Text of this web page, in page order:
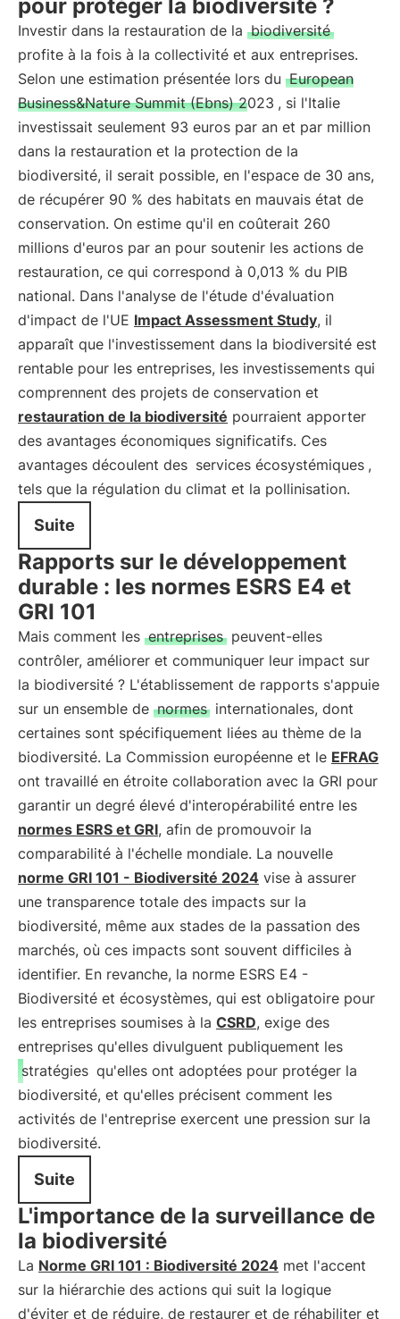
pour protéger la biodiversité ?
Investir dans la restauration de la biodiversité
profite à la fois à la collectivité et aux entreprises.
Selon une estimation présentée lors du European
Business&Nature Summit (Ebns) 2023 , si l'Italie
investissait seulement 93 euros par an et par million
dans la restauration et la protection de la
biodiversité, il serait possible, en l'espace de 30 ans,
de récupérer 90 % des habitats en mauvais état de
conservation. On estime qu'il en coûterait 260
millions d'euros par an pour soutenir les actions de
restauration, ce qui correspond à 0,013 % du PIB
national. Dans l'analyse de l'étude d'évaluation
d'impact de l'UE Impact Assessment Study, il
apparaît que l'investissement dans la biodiversité est
rentable pour les entreprises, les investissements qui
comprennent des projets de conservation et
restauration de la biodiversité pourraient apporter
des avantages économiques significatifs. Ces
avantages découlent des services écosystémiques ,
tels que la régulation du climat et la pollinisation.
Suite
Rapports sur le développement
durable : les normes ESRS E4 et
GRI 101
Mais comment les entreprises peuvent-elles
contrôler, améliorer et communiquer leur impact sur
la biodiversité ? L'établissement de rapports s'appuie
sur un ensemble de normes internationales, dont
certaines sont spécifiquement liées au thème de la
biodiversité. La Commission européenne et le EFRAG
ont travaillé en étroite collaboration avec la GRI pour
garantir un degré élevé d'interopérabilité entre les
normes ESRS et GRI, afin de promouvoir la
comparabilité à l'échelle mondiale. La nouvelle
norme GRI 101 - Biodiversité 2024 vise à assurer
une transparence totale des impacts sur la
biodiversité, même aux stades de la passation des
marchés, où ces impacts sont souvent difficiles à
identifier. En revanche, la norme ESRS E4 -
Biodiversité et écosystèmes, qui est obligatoire pour
les entreprises soumises à la CSRD, exige des
entreprises qu'elles divulguent publiquement les
stratégies qu'elles ont adoptées pour protéger la
biodiversité, et qu'elles précisent comment les
activités de l'entreprise exercent une pression sur la
biodiversité.
Suite
L'importance de la surveillance de
la biodiversité
La Norme GRI 101 : Biodiversité 2024 met l'accent
sur la hiérarchie des actions qui suit la logique
d'éviter et de réduire, de restaurer et de réhabiliter et